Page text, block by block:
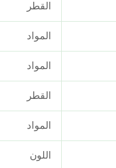
القطر
المواد
المواد
القطر
المواد
اللون